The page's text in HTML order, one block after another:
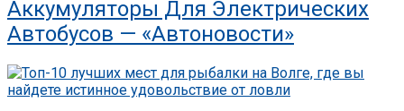
Аккумуляторы Для Электрических
Автобусов — «Автоновости»